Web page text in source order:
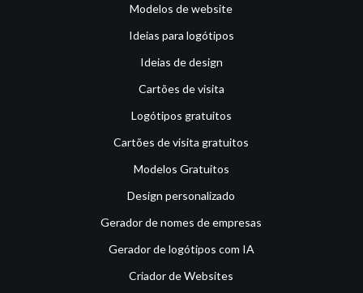
Modelos de website
Ideias para logótipos
Ideias de design
Cartões de visita
Logótipos gratuitos
Cartões de visita gratuitos
Modelos Gratuitos
Design personalizado
Gerador de nomes de empresas
Gerador de logótipos com IA
Criador de Websites